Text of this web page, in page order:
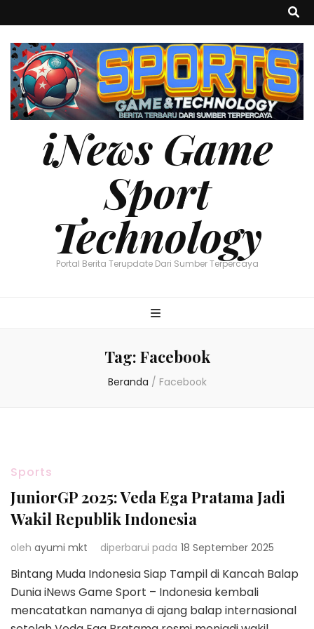
iNews Game
Sport
Technology
Portal Berita Terupdate Dari Sumber Terpercaya
Tag: Facebook
Beranda / Facebook
Sports
JuniorGP 2025: Veda Ega Pratama Jadi
Wakil Republik Indonesia
oleh ayumi mkt diperbarui pada 18 September 2025
Bintang Muda Indonesia Siap Tampil di Kancah Balap
Dunia iNews Game Sport – Indonesia kembali
mencatatkan namanya di ajang balap internasional